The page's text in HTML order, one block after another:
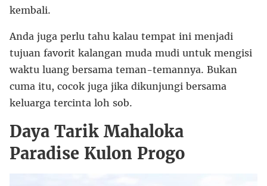
kembali.
Anda juga perlu tahu kalau tempat ini menjadi
tujuan favorit kalangan muda mudi untuk mengisi
waktu luang bersama teman-temannya. Bukan
cuma itu, cocok juga jika dikunjungi bersama
keluarga tercinta loh sob.
Daya Tarik Mahaloka
Paradise Kulon Progo